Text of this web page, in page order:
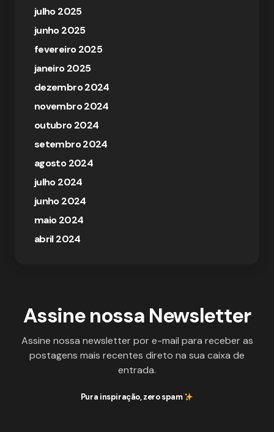
julho 2025
junho 2025
fevereiro 2025
janeiro 2025
dezembro 2024
novembro 2024
outubro 2024
setembro 2024
agosto 2024
julho 2024
junho 2024
maio 2024
abril 2024
Assine nossa Newsletter
Assine nossa newsletter por e-mail para receber as
postagens mais recentes direto na sua caixa de
entrada.
Pura inspiração, zero spam